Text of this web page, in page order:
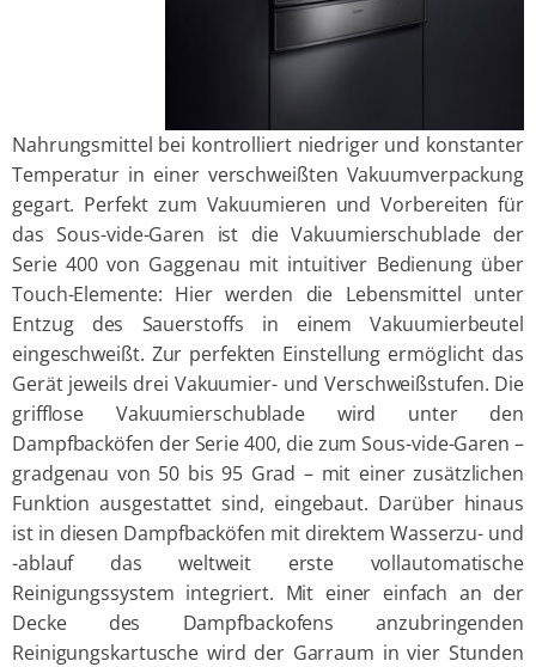
Nahrungsmittel bei kontrolliert niedriger und konstanter
Temperatur in einer verschweißten Vakuumverpackung
gegart. Perfekt zum Vakuumieren und Vorbereiten für
das Sous-vide-Garen ist die Vakuumierschublade der
Serie 400 von Gaggenau mit intuitiver Bedienung über
Touch-Elemente: Hier werden die Lebensmittel unter
Entzug des Sauerstoffs in einem Vakuumierbeutel
eingeschweißt. Zur perfekten Einstellung ermöglicht das
Gerät jeweils drei Vakuumier- und Verschweißstufen. Die
grifflose Vakuumierschublade wird unter den
Dampfbacköfen der Serie 400, die zum Sous-vide-Garen –
gradgenau von 50 bis 95 Grad – mit einer zusätzlichen
Funktion ausgestattet sind, eingebaut. Darüber hinaus
ist in diesen Dampfbacköfen mit direktem Wasserzu- und
-ablauf das weltweit erste vollautomatische
Reinigungssystem integriert. Mit einer einfach an der
Decke des Dampfbackofens anzubringenden
Reinigungskartusche wird der Garraum in vier Stunden